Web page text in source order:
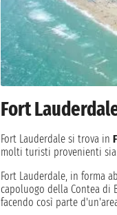
Fort
Fort Lauderdale si trova in
molti turisti provenienti
Fort Lauderdale, in forma
capoluogo della Contea di
facendo così parte